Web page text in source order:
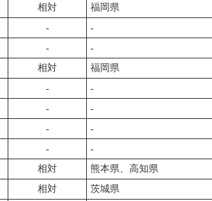
相対 福岡県
‐ ‐
‐ ‐
相対 福岡県
‐ ‐
‐ ‐
‐ ‐
‐ ‐
相対 熊本県、高知県
相対 茨城県